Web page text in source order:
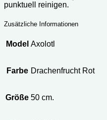
punktuell reinigen.
Zusätzliche Informationen
Model Axolotl
Farbe Drachenfrucht Rot
Größe 50 cm.